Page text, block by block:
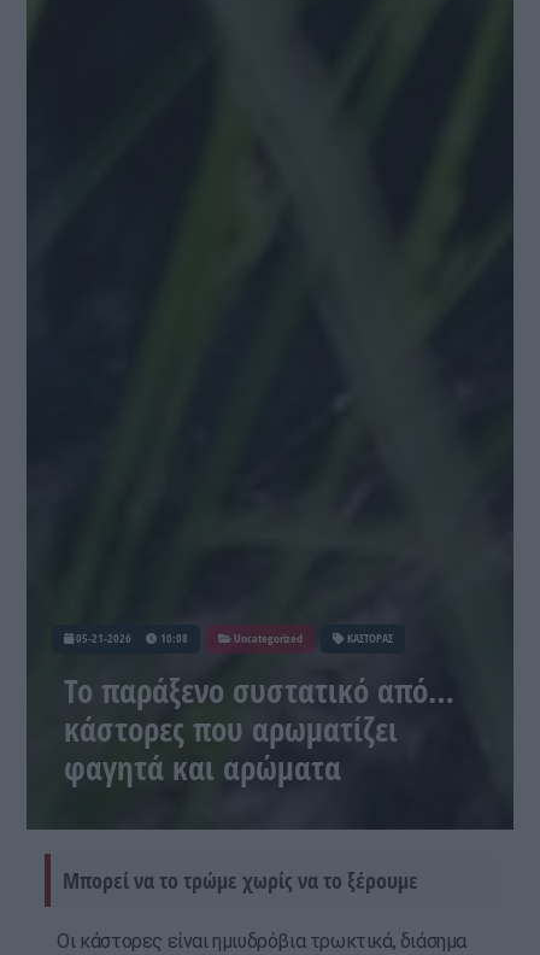
05-21-2026 10:08 Uncategorized ΚΑΣΤΟΡΑΣ
Το παράξενο συστατικό από…
κάστορες που αρωματίζει
φαγητά και αρώματα
Μπορεί να το τρώμε χωρίς να το ξέρουμε
Οι κάστορες είναι ημιυδρόβια τρωκτικά, διάσημα